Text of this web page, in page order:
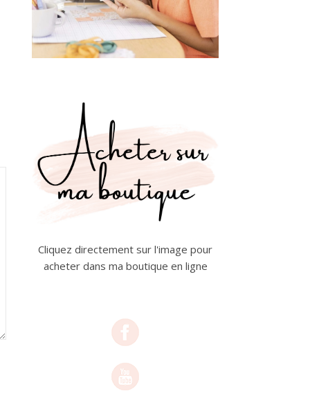
Cliquez directement sur l'image pour
acheter dans ma boutique en ligne